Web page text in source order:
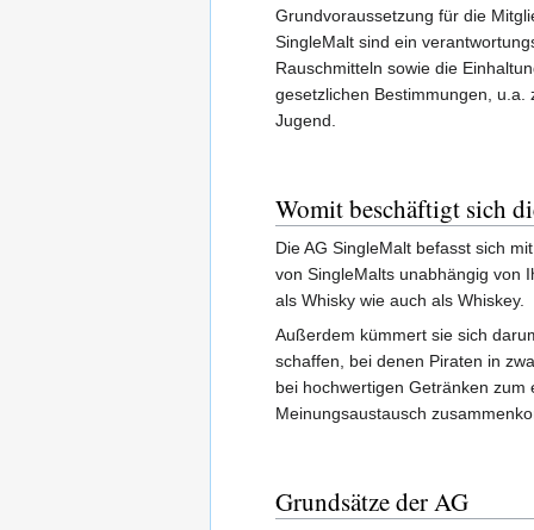
Grundvoraussetzung für die
SingleMalt sind ein
Rauschmitteln sowie die
gesetzlichen Bestimmungen, u.a.
Jugend.
Womit beschäftigt sich
Die AG SingleMalt befasst sich
von SingleMalts unabhängig von
als Whisky wie auch als Whiskey.
Außerdem kümmert sie sich
schaffen, bei denen Piraten in
bei hochwertigen Getränken zum
Meinungsaustausch
Grundsätze der AG